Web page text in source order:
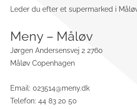
Leder du efter et supermarked i
Meny – Måløv
Jørgen Andersensvej 2 2760
Måløv Copenhagen
Email: 023514@meny.dk
Telefon: 44 83 20 50